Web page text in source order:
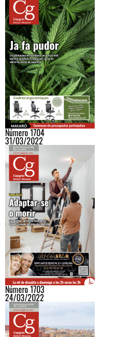
Número 1704
31/03/2022
Número 1703
24/03/2022